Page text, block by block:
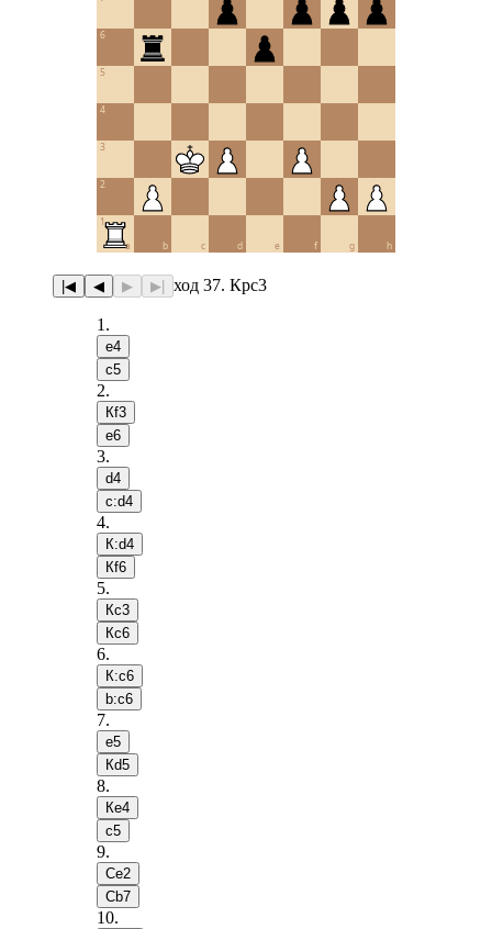
a b c d e f g h
1
2
3
4
5
6
|◀ ◀ ▶ ▶| ход 37. Крc3
1 .
e4
c5
2.
Кf3
e6
3.
d4
c:d4
4.
К:d4
Кf6
5.
Кc3
Кc6
6.
К:c6
b:c6
7.
e5
Кd5
8.
Кe4
c5
9.
Сe2
Сb7
10.